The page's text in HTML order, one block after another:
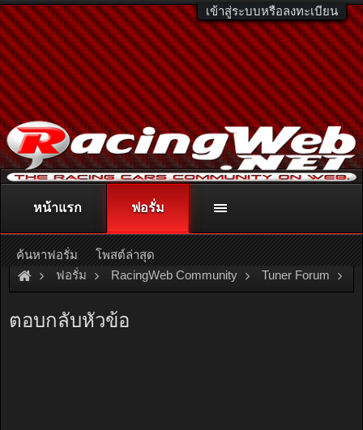
เข้าสู่ระบบหรือลงทะเบียน
ติดต่อลงโฆษณา racingweb@gmail.comหรือโทร. 081-811-1138
หรืออ่านรายละเอียดเพิ่มเติม คลิกที่นี่
ฟอรั่ม RacingWeb Community Tuner Forum
ตอบกลับหัวข้อ
หน้าแรก ฟอรั่ม
ค้นหาฟอรั่ม โพสต์ล่าสุด